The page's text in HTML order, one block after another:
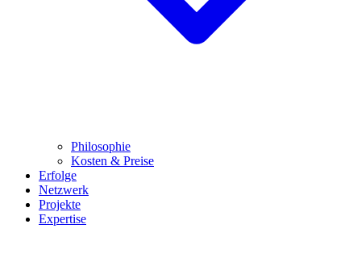
Philosophie
Kosten & Preise
Erfolge
Netzwerk
Projekte
Expertise